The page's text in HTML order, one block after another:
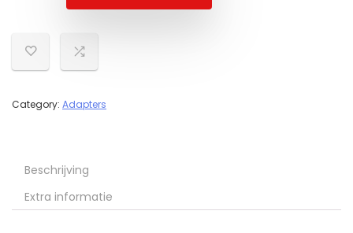
Category: Adapters
Beschrijving
Extra informatie